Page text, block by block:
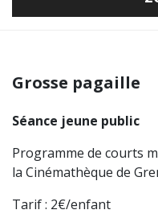
Grosse pagaille
Séance jeune public
Programme de courts
la Cinémathèque de
Tarif : 2€/enfant